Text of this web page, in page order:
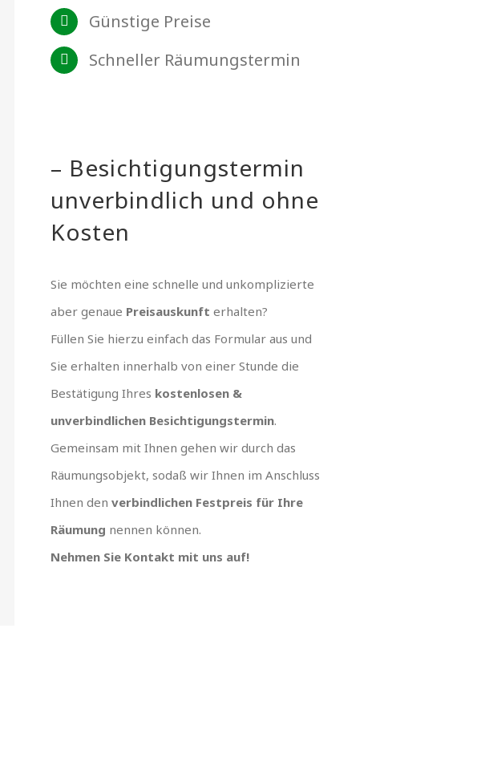
Günstige Preise
Schneller Räumungstermin
– Besichtigungstermin
unverbindlich und ohne
Kosten
Sie möchten eine schnelle und unkomplizierte
aber genaue Preisauskunft erhalten?
Füllen Sie hierzu einfach das Formular aus und
Sie erhalten innerhalb von einer Stunde die
Bestätigung Ihres kostenlosen &
unverbindlichen Besichtigungstermin.
Gemeinsam mit Ihnen gehen wir durch das
Räumungsobjekt, sodaß wir Ihnen im Anschluss
Ihnen denverbindlichen Festpreis für Ihre
Räumung nennen können.
Nehmen Sie Kontakt mit uns auf!